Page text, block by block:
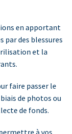
en apportant
par des blessures
et la
faire passer le
de photos ou
de fonds.